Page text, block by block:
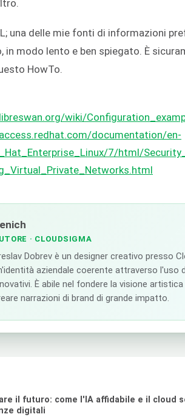
una delle mie fonti di informazioni
in modo lento e ben spiegato. È
HowTo.
wiki/
documentation/en-
7/html/
· CLOUDSIGMA
Dobrev è un designer creativo presso
aziendale coerente attraverso l'uso
È abile nel fondere la visione
narrazioni di brand di grande impatto.
il futuro: come l'IA affidabile e il cloud
digitali